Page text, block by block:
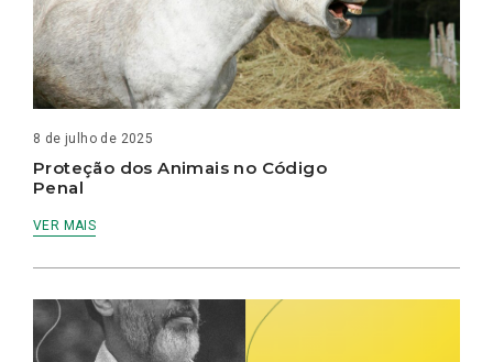
8 de julho de 2025
Proteção dos Animais no Código
Penal
VER MAIS